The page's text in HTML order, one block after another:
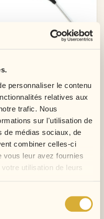
personnaliser le contenu
relatives aux
trafic. Nous
sur l'utilisation de
de médias sociaux, de
combiner celles-ci
vous leur avez fournies
utilisation de leurs
Peigne À Queue Professionel
Prix
1,99 € Prix
de
base
3,98 €
Ajouter au panier